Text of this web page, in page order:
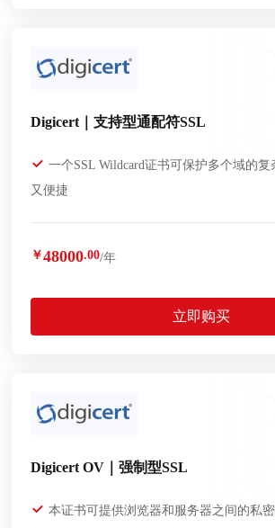
Digicert｜支持型通配符SSL
一个SSL Wildcard证书可保护多个域的
又便捷
￥48000.00/年
立即购买
Digicert OV｜强制型SSL
本证书可提供浏览器和服务器之间的私